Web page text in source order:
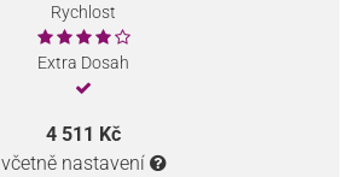
Rychlost
Extra Dosah
4 511 Kč
včetně nastavení